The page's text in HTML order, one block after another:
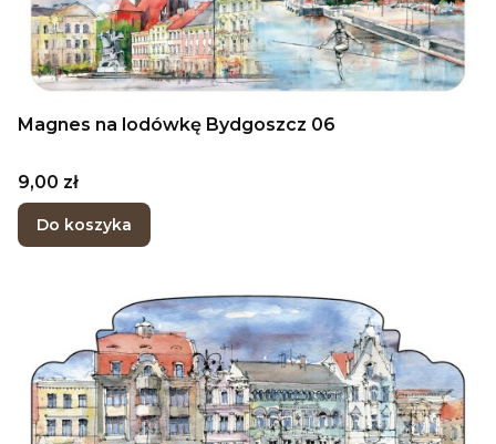
Magnes na lodówkę Bydgoszcz 06
Cena
9,00 zł
Do koszyka